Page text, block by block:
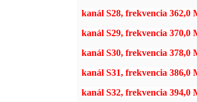
kanál S28, frekvencia 362,0
kanál S29, frekvencia 370,0
kanál S30, frekvencia 378,0
kanál S31, frekvencia 386,0
kanál S32, frekvencia 394,0